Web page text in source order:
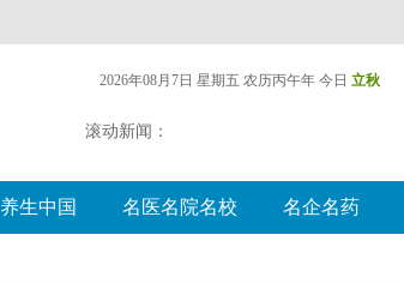
2026年08月7日 星期五 农历丙午年 今日 立秋
滚动新闻：
养生中国 名医名院名校 名企名药